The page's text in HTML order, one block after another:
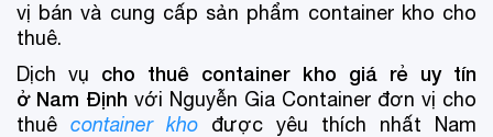
vị bán và cung cấp sản phẩm container kho cho
thuê.
Dịch vụ cho thuê container kho giá rẻ uy tín
ở Nam Định với Nguyễn Gia Container đơn vị cho
thuê container kho được yêu thích nhất Nam